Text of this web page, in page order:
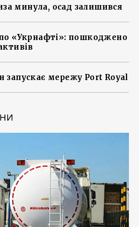
минула, осад залишився
«Укрнафті»: пошкоджено
мережу Port Royal